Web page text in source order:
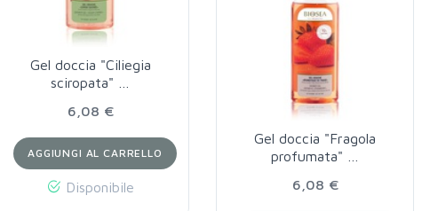
Gel doccia "Ciliegia
sciropata" …
6,08 €
AGGIUNGI AL CARRELLO
Disponibile
Gel doccia "Fragola
profumata" …
6,08 €